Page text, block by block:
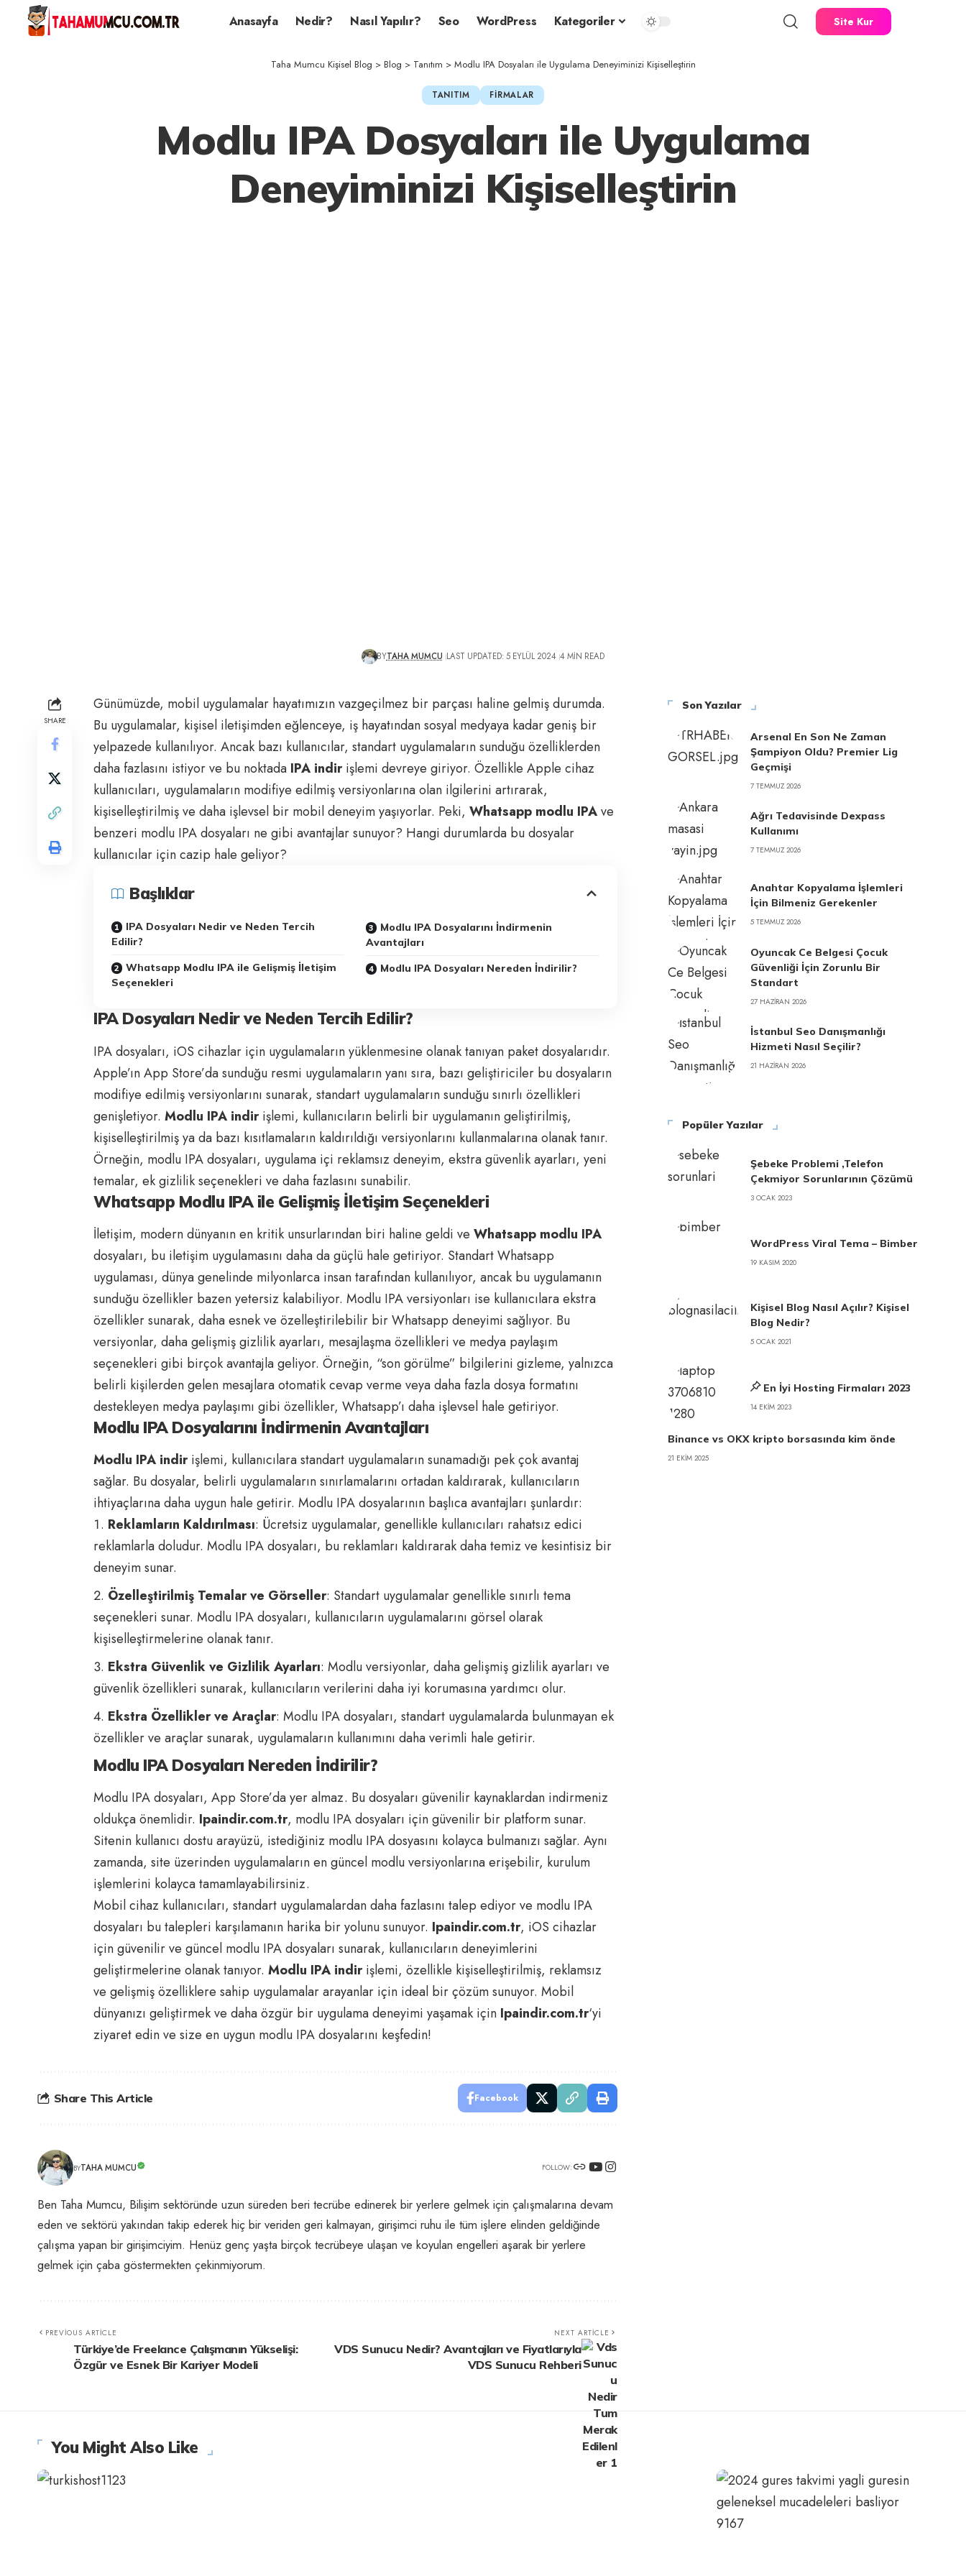
Anasayfa Nedir? Nasıl Yapılır? Seo WordPress Kategoriler Site Kur
Taha Mumcu Kişisel Blog > Blog > Tanıtım > Modlu IPA Dosyaları ile Uygulama Deneyiminizi Kişiselleştirin
TANITIM FIRMALAR
Modlu IPA Dosyaları ile Uygulama
Deneyiminizi Kişiselleştirin
BYTAHA MUMCU LAST UPDATED: 5 EYLÜL 2024 4 MIN READ
SHARE
Günümüzde, mobil uygulamalar hayatımızın vazgeçilmez bir parçası haline gelmiş durumda.
Bu uygulamalar, kişisel iletişimden eğlenceye, iş hayatından sosyal medyaya kadar geniş bir
yelpazede kullanılıyor. Ancak bazı kullanıcılar, standart uygulamaların sunduğu özelliklerden
daha fazlasını istiyor ve bu noktada IPA indirişlemi devreye giriyor. Özellikle Apple cihaz
kullanıcıları, uygulamaların modifiye edilmiş versiyonlarına olan ilgilerini artırarak,
kişiselleştirilmiş ve daha işlevsel bir mobil deneyim yaşıyorlar. Peki, Whatsapp modlu IPAve
benzeri modlu IPA dosyaları ne gibi avantajlar sunuyor? Hangi durumlarda bu dosyalar
kullanıcılar için cazip hale geliyor?
Başlıklar
IPA Dosyaları Nedir ve Neden Tercih
Edilir?
Whatsapp Modlu IPA ile Gelişmiş İletişim
Seçenekleri
Modlu IPA Dosyalarını İndirmenin
Avantajları
Modlu IPA Dosyaları Nereden İndirilir?
IPA Dosyaları Nedir ve Neden Tercih Edilir?
IPA dosyaları, iOS cihazlar için uygulamaların yüklenmesine olanak tanıyan paket dosyalarıdır.
Apple’ın App Store’da sunduğu resmi uygulamaların yanı sıra, bazı geliştiriciler bu dosyaların
modifiye edilmiş versiyonlarını sunarak, standart uygulamaların sunduğu sınırlı özellikleri
genişletiyor. Modlu IPA indirişlemi, kullanıcıların belirli bir uygulamanın geliştirilmiş,
kişiselleştirilmiş ya da bazı kısıtlamaların kaldırıldığı versiyonlarını kullanmalarına olanak tanır.
Örneğin, modlu IPA dosyaları, uygulama içi reklamsız deneyim, ekstra güvenlik ayarları, yeni
temalar, ek gizlilik seçenekleri ve daha fazlasını sunabilir.
Whatsapp Modlu IPA ile Gelişmiş İletişim Seçenekleri
İletişim, modern dünyanın en kritik unsurlarından biri haline geldi ve Whatsapp modlu IPA
dosyaları, bu iletişim uygulamasını daha da güçlü hale getiriyor. Standart Whatsapp
uygulaması, dünya genelinde milyonlarca insan tarafından kullanılıyor, ancak bu uygulamanın
sunduğu özellikler bazen yetersiz kalabiliyor. Modlu IPA versiyonları ise kullanıcılara ekstra
özellikler sunarak, daha esnek ve özelleştirilebilir bir Whatsapp deneyimi sağlıyor. Bu
versiyonlar, daha gelişmiş gizlilik ayarları, mesajlaşma özellikleri ve medya paylaşım
seçenekleri gibi birçok avantajla geliyor. Örneğin, “son görülme” bilgilerini gizleme, yalnızca
belirli kişilerden gelen mesajlara otomatik cevap verme veya daha fazla dosya formatını
destekleyen medya paylaşımı gibi özellikler, Whatsapp’ı daha işlevsel hale getiriyor.
Modlu IPA Dosyalarını İndirmenin Avantajları
Modlu IPA indirişlemi, kullanıcılara standart uygulamaların sunamadığı pek çok avantaj
sağlar. Bu dosyalar, belirli uygulamaların sınırlamalarını ortadan kaldırarak, kullanıcıların
ihtiyaçlarına daha uygun hale getirir. Modlu IPA dosyalarının başlıca avantajları şunlardır:
Reklamların Kaldırılması: Ücretsiz uygulamalar, genellikle kullanıcıları rahatsız edici
reklamlarla doludur. Modlu IPA dosyaları, bu reklamları kaldırarak daha temiz ve kesintisiz bir
deneyim sunar.
Özelleştirilmiş Temalar ve Görseller: Standart uygulamalar genellikle sınırlı tema
seçenekleri sunar. Modlu IPA dosyaları, kullanıcıların uygulamalarını görsel olarak
kişiselleştirmelerine olanak tanır.
Ekstra Güvenlik ve Gizlilik Ayarları: Modlu versiyonlar, daha gelişmiş gizlilik ayarları ve
güvenlik özellikleri sunarak, kullanıcıların verilerini daha iyi korumasına yardımcı olur.
Ekstra Özellikler ve Araçlar: Modlu IPA dosyaları, standart uygulamalarda bulunmayan ek
özellikler ve araçlar sunarak, uygulamaların kullanımını daha verimli hale getirir.
Modlu IPA Dosyaları Nereden İndirilir?
Modlu IPA dosyaları, App Store’da yer almaz. Bu dosyaları güvenilir kaynaklardan indirmeniz
oldukça önemlidir. Ipaindir.com.tr, modlu IPA dosyaları için güvenilir bir platform sunar.
Sitenin kullanıcı dostu arayüzü, istediğiniz modlu IPA dosyasını kolayca bulmanızı sağlar. Aynı
zamanda, site üzerinden uygulamaların en güncel modlu versiyonlarına erişebilir, kurulum
işlemlerini kolayca tamamlayabilirsiniz.
Mobil cihaz kullanıcıları, standart uygulamalardan daha fazlasını talep ediyor ve modlu IPA
dosyaları bu talepleri karşılamanın harika bir yolunu sunuyor. Ipaindir.com.tr, iOS cihazlar
için güvenilir ve güncel modlu IPA dosyaları sunarak, kullanıcıların deneyimlerini
geliştirmelerine olanak tanıyor. Modlu IPA indirişlemi, özellikle kişiselleştirilmiş, reklamsız
ve gelişmiş özelliklere sahip uygulamalar arayanlar için ideal bir çözüm sunuyor. Mobil
dünyanızı geliştirmek ve daha özgür bir uygulama deneyimi yaşamak için Ipaindir.com.tr‘yi
ziyaret edin ve size en uygun modlu IPA dosyalarını keşfedin!
Share This Article Facebook
BYTAHA MUMCU FOLLOW:
Ben Taha Mumcu, Bilişim sektöründe uzun süreden beri tecrübe edinerek bir yerlere gelmek için çalışmalarına devam
eden ve sektörü yakından takip ederek hiç bir veriden geri kalmayan, girişimci ruhu ile tüm işlere elinden geldiğinde
çalışma yapan bir girişimciyim. Henüz genç yaşta birçok tecrübeye ulaşan ve koyulan engelleri aşarak bir yerlere
gelmek için çaba göstermekten çekinmiyorum.
PREVIOUS ARTICLE
Türkiye’de Freelance Çalışmanın Yükselişi:
Özgür ve Esnek Bir Kariyer Modeli
NEXT ARTICLE
VDS Sunucu Nedir? Avantajları ve Fiyatlarıyla
VDS Sunucu Rehberi
Son Yazılar
Arsenal En Son Ne Zaman
Şampiyon Oldu? Premier Lig
Geçmişi
7 TEMMUZ 2026
Ağrı Tedavisinde Dexpass
Kullanımı
7 TEMMUZ 2026
Anahtar Kopyalama İşlemleri
İçin Bilmeniz Gerekenler
5 TEMMUZ 2026
Oyuncak Ce Belgesi Çocuk
Güvenliği İçin Zorunlu Bir
Standart
27 HAZIRAN 2026
İstanbul Seo Danışmanlığı
Hizmeti Nasıl Seçilir?
21 HAZIRAN 2026
Popüler Yazılar
Şebeke Problemi ,Telefon
Çekmiyor Sorunlarının Çözümü
3 OCAK 2023
WordPress Viral Tema – Bimber
19 KASIM 2020
Kişisel Blog Nasıl Açılır? Kişisel
Blog Nedir?
5 OCAK 2021
En İyi Hosting Firmaları 2023
14 EKIM 2023
Binance vs OKX kripto borsasında kim önde
21 EKIM 2025
You Might Also Like